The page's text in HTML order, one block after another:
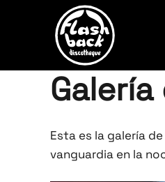
Skip to main content
Esta es la galería
vanguardia en la